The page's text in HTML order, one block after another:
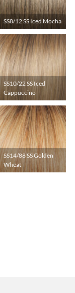
SS8/12 SS Iced Mocha
SS10/22 SS Iced
Cappuccino
SS14/88 SS Golden
Wheat